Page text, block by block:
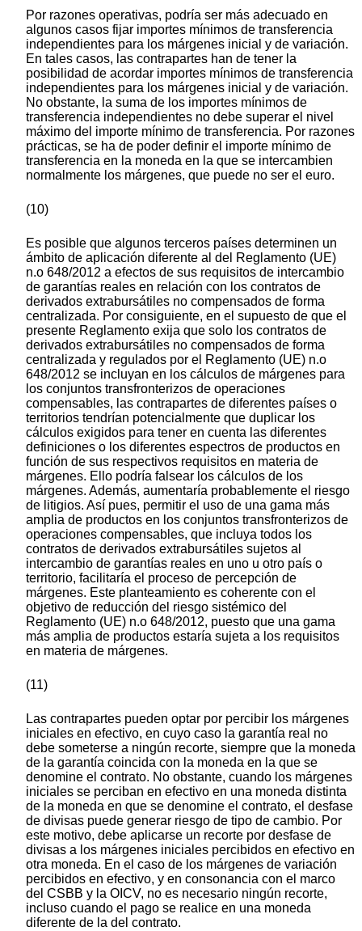
Por razones operativas, podría ser más adecuado en
algunos casos fijar importes mínimos de transferencia
independientes para los márgenes inicial y de variación.
En tales casos, las contrapartes han de tener la
posibilidad de acordar importes mínimos de transferencia
independientes para los márgenes inicial y de variación.
No obstante, la suma de los importes mínimos de
transferencia independientes no debe superar el nivel
máximo del importe mínimo de transferencia. Por razones
prácticas, se ha de poder definir el importe mínimo de
transferencia en la moneda en la que se intercambien
normalmente los márgenes, que puede no ser el euro.
(10)
Es posible que algunos terceros países determinen un
ámbito de aplicación diferente al del Reglamento (UE)
n.o 648/2012 a efectos de sus requisitos de intercambio
de garantías reales en relación con los contratos de
derivados extrabursátiles no compensados de forma
centralizada. Por consiguiente, en el supuesto de que el
presente Reglamento exija que solo los contratos de
derivados extrabursátiles no compensados de forma
centralizada y regulados por el Reglamento (UE) n.o
648/2012 se incluyan en los cálculos de márgenes para
los conjuntos transfronterizos de operaciones
compensables, las contrapartes de diferentes países o
territorios tendrían potencialmente que duplicar los
cálculos exigidos para tener en cuenta las diferentes
definiciones o los diferentes espectros de productos en
función de sus respectivos requisitos en materia de
márgenes. Ello podría falsear los cálculos de los
márgenes. Además, aumentaría probablemente el riesgo
de litigios. Así pues, permitir el uso de una gama más
amplia de productos en los conjuntos transfronterizos de
operaciones compensables, que incluya todos los
contratos de derivados extrabursátiles sujetos al
intercambio de garantías reales en uno u otro país o
territorio, facilitaría el proceso de percepción de
márgenes. Este planteamiento es coherente con el
objetivo de reducción del riesgo sistémico del
Reglamento (UE) n.o 648/2012, puesto que una gama
más amplia de productos estaría sujeta a los requisitos
en materia de márgenes.
(11)
Las contrapartes pueden optar por percibir los márgenes
iniciales en efectivo, en cuyo caso la garantía real no
debe someterse a ningún recorte, siempre que la moneda
de la garantía coincida con la moneda en la que se
denomine el contrato. No obstante, cuando los márgenes
iniciales se perciban en efectivo en una moneda distinta
de la moneda en que se denomine el contrato, el desfase
de divisas puede generar riesgo de tipo de cambio. Por
este motivo, debe aplicarse un recorte por desfase de
divisas a los márgenes iniciales percibidos en efectivo en
otra moneda. En el caso de los márgenes de variación
percibidos en efectivo, y en consonancia con el marco
del CSBB y la OICV, no es necesario ningún recorte,
incluso cuando el pago se realice en una moneda
diferente de la del contrato.